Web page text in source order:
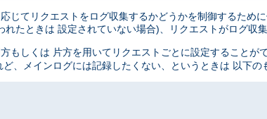
じてリクエストをログ収集するかどうかを制御するため
れたときは 設定されていない場合)、リクエストがログ収集
もしくは 片方を用いてリクエストごとに設定することが
、メインログには記録したくない、というときは 以下の